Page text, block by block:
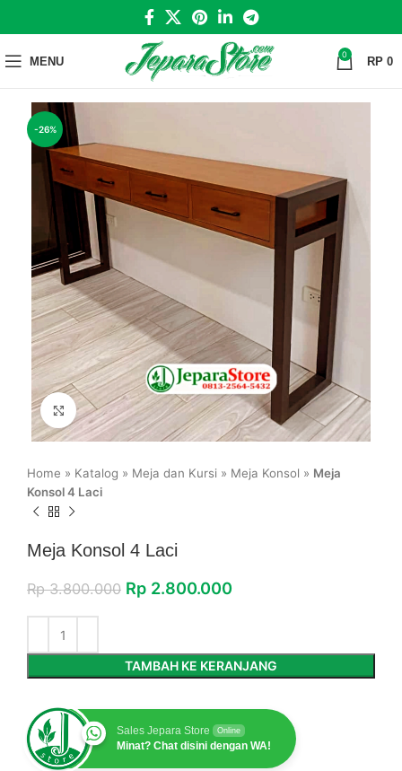
MENU 0 RP 0
-26%
Click to enlarge
Home » Katalog » Meja dan Kursi » Meja Konsol » Meja
Konsol 4 Laci
Meja Konsol 4 Laci
Rp3.800.000 Rp 2.800.000
TAMBAH KE KERANJANG
Sales Jepara Store Online
Minat? Chat disini dengan WA!